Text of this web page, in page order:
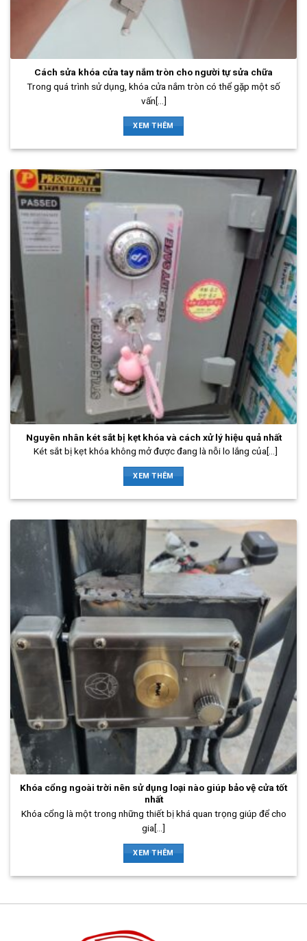
Cách sửa khóa cửa tay nắm tròn cho người tự sửa chữa
Trong quá trình sử dụng, khóa cửa nắm tròn có thể gặp một số
vấn[...]
XEM THÊM
Nguyên nhân két sắt bị kẹt khóa và cách xử lý hiệu quả nhất
Két sắt bị kẹt khóa không mở được đang là nỗi lo lắng của[...]
XEM THÊM
Khóa cổng ngoài trời nên sử dụng loại nào giúp bảo vệ cửa tốt
nhất
Khóa cổng là một trong những thiết bị khá quan trọng giúp để cho
gia[...]
XEM THÊM